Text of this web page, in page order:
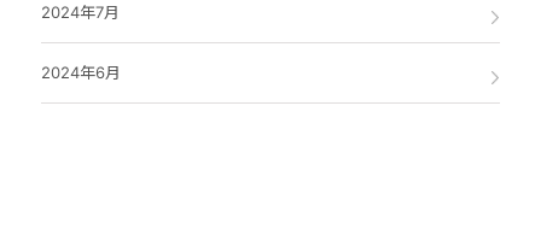
2024年7月
2024年6月